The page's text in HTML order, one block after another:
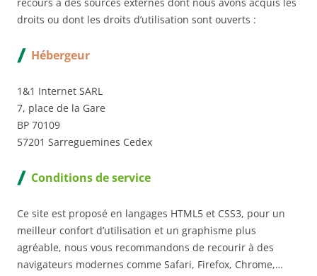
droits ou dont les droits d’utilisation sont ouverts :
Hébergeur
1&1 Internet SARL
7, place de la Gare
BP 70109
57201 Sarreguemines Cedex
Conditions de service
Ce site est proposé en langages HTML5 et CSS3, pour un
meilleur confort d’utilisation et un graphisme plus
agréable, nous vous recommandons de recourir à des
navigateurs modernes comme Safari, Firefox, Chrome,…